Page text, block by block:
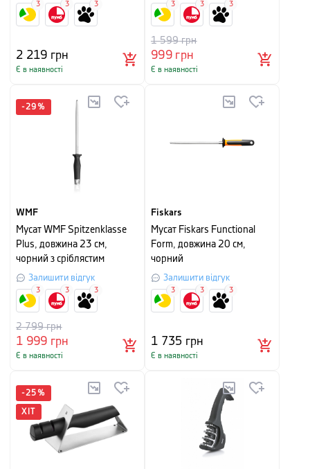
2 219 грн
Є в наявності
3 3 3
999грн
1 599грн
Є в наявності
3 3 3
-29 %
WMF
Мусат WMF Spitzenklasse
Plus, довжина 23 см,
чорний з сріблястим
Залишити відгук
1 999 грн
2 799грн
Є в наявності
3 3 3
Fiskars
Мусат Fiskars Functional
Form, довжина 20 см,
чорний
Залишити відгук
1 735 грн
Є в наявності
3 3 3
-25 %
ХІТ